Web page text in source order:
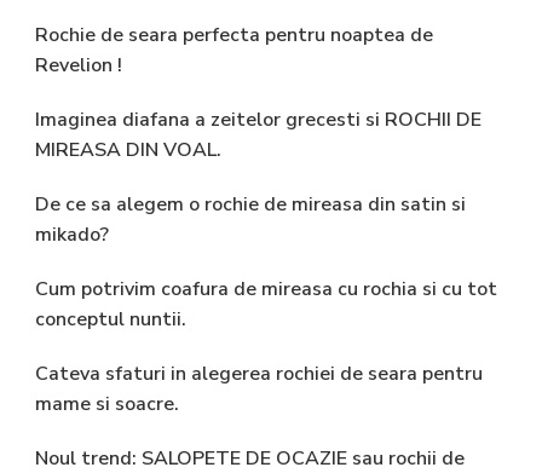
Rochie de seara perfecta pentru noaptea de
Revelion !
Imaginea diafana a zeitelor grecesti si ROCHII DE
MIREASA DIN VOAL.
De ce sa alegem o rochie de mireasa din satin si
mikado?
Cum potrivim coafura de mireasa cu rochia si cu tot
conceptul nuntii.
Cateva sfaturi in alegerea rochiei de seara pentru
mame si soacre.
Noul trend: SALOPETE DE OCAZIE sau rochii de